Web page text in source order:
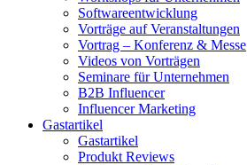
Softwareentwicklung
Vorträge auf Veranstaltungen
Vortrag – Konferenz & Messe
Videos von Vorträgen
Seminare für Unternehmen
B2B Influencer
Influencer Marketing
Gastartikel
Gastartikel
Produkt Reviews